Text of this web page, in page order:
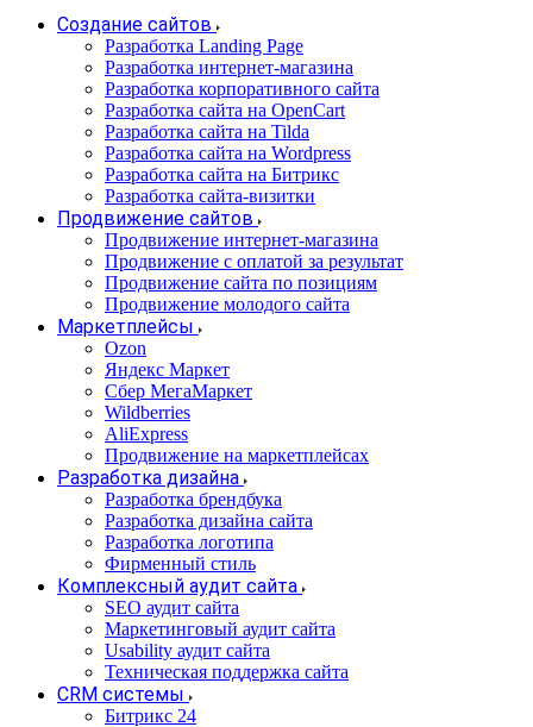
Создание сайтов
Разработка Landing Page
Разработка интернет-магазина
Разработка корпоративного сайта
Разработка сайта на OpenCart
Разработка сайта на Tilda
Разработка сайта на Wordpress
Разработка сайта на Битрикс
Разработка сайта-визитки
Продвижение сайтов
Продвижение интернет-магазина
Продвижение с оплатой за результат
Продвижение сайта по позициям
Продвижение молодого сайта
Маркетплейсы
Ozon
Яндекс Маркет
Сбер МегаМаркет
Wildberries
AliExpress
Продвижение на маркетплейсах
Разработка дизайна
Разработка брендбука
Разработка дизайна сайта
Разработка логотипа
Фирменный стиль
Комплексный аудит сайта
SEO аудит сайта
Маркетинговый аудит сайта
Usability аудит сайта
Техническая поддержка сайта
CRM системы
Битрикс 24